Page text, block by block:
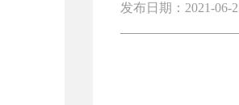
发布日期：2021-06-